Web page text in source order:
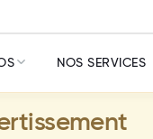
NOS SERVICES